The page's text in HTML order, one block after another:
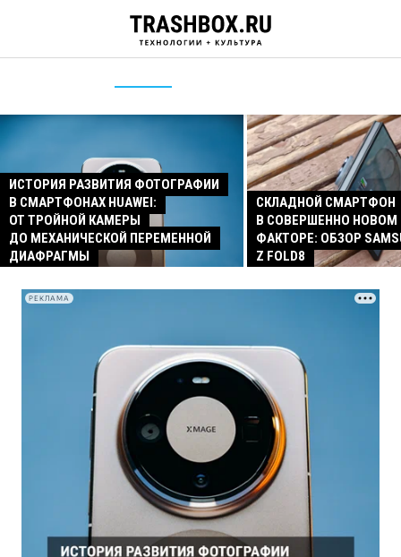
ИСТОРИЯ РАЗВИТИЯ ФОТОГРАФИИ
В СМАРТФОНАХ HUAWEI:
ОТ ТРОЙНОЙ КАМЕРЫ
ДО МЕХАНИЧЕСКОЙ ПЕРЕМЕННОЙ
ДИАФРАГМЫ
СКЛАДНОЙ СМАРТФОН
В СОВЕРШЕННО
ФАКТОРЕ: ОБЗОР
Z FOLD8
РЕКЛАМА